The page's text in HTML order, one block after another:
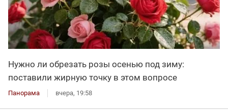
Нужно ли обрезать розы осенью под зиму:
поставили жирную точку в этом вопросе
Панорама вчера, 19:58